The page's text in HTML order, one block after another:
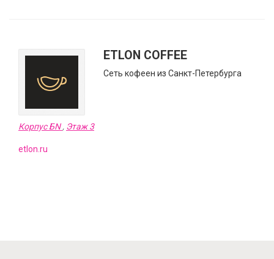
ETLON COFFEE
Сеть кофеен из Санкт-Петербурга
Корпус БN, Этаж 3
etlon.ru